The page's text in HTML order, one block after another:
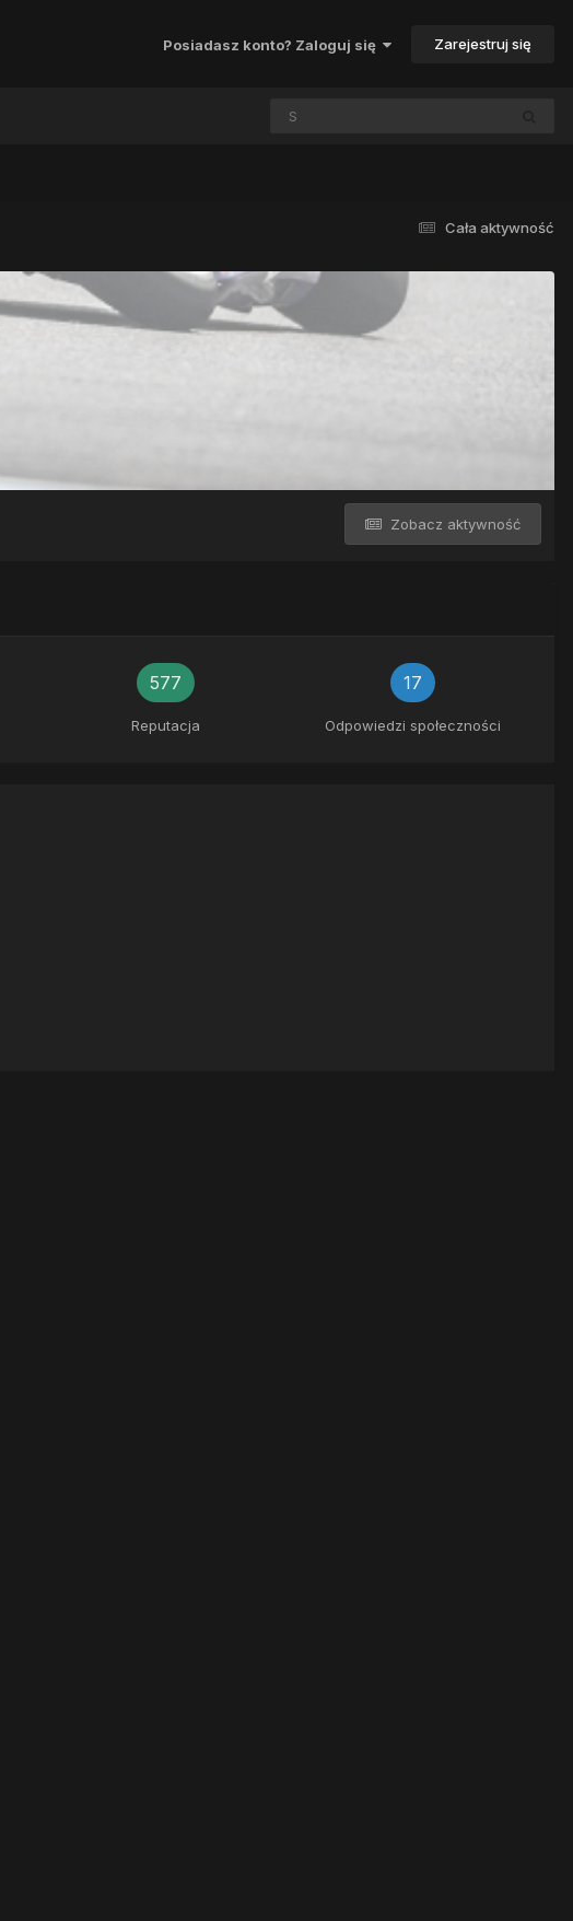
Posiadasz konto? Zaloguj się Zarejestruj się
Cała aktywność
Zobacz aktywność
577
Reputacja
17
Odpowiedzi społeczności